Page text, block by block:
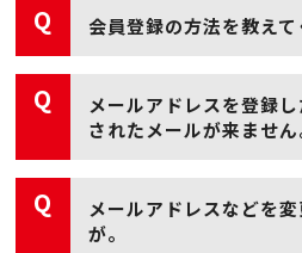
Q 会員登録の方法を教えて
Q
メールアドレスを登録
されたメールが来ません
メールアドレスは正しく
こちらから送信したメー
ることがあります。
Q
メールアドレスなどを
が。